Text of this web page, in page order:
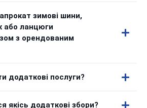
зимові шини,
або ланцюги
з орендованим
додаткові послуги?
якісь додаткові збори?